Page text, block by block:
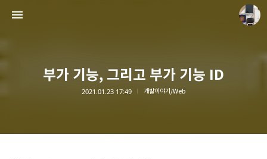
부가 기능, 그리고 부가 기능 ID
2021.01.23 17:49 개발이야기/Web
종이상자 공책